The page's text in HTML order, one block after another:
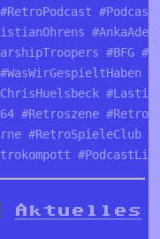
#BFG
#Retroszene
#RetroSpieleClub
Aktuelles